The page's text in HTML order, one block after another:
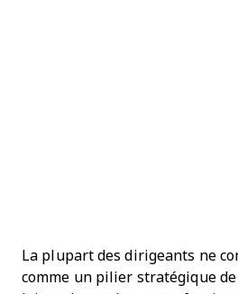
La plupart des dirigeants ne
comme un pilier stratégique